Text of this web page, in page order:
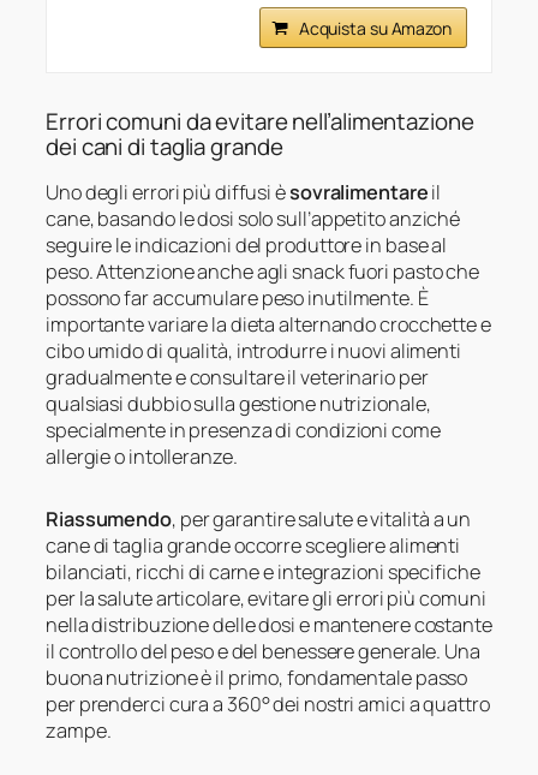
Acquista su Amazon
Errori comuni da evitare nell’alimentazione
dei cani di taglia grande
Uno degli errori più diffusi èsovralimentareil
cane, basando le dosi solo sull’appetito anziché
seguire le indicazioni del produttore in base al
peso. Attenzione anche agli snack fuori pasto che
possono far accumulare peso inutilmente. È
importante variare la dieta alternando crocchette e
cibo umido di qualità, introdurre i nuovi alimenti
gradualmente e consultare il veterinario per
qualsiasi dubbio sulla gestione nutrizionale,
specialmente in presenza di condizioni come
allergie o intolleranze.
Riassumendo, per garantire salute e vitalità a un
cane di taglia grande occorre scegliere alimenti
bilanciati, ricchi di carne e integrazioni specifiche
per la salute articolare, evitare gli errori più comuni
nella distribuzione delle dosi e mantenere costante
il controllo del peso e del benessere generale. Una
buona nutrizione è il primo, fondamentale passo
per prenderci cura a 360° dei nostri amici a quattro
zampe.